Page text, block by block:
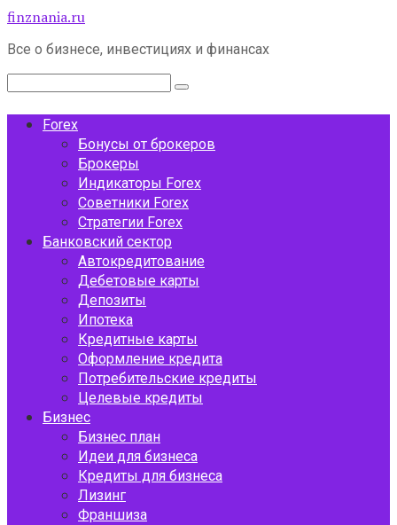
Перейти
контенту
finznania.ru
Все о бизнесе, инвестициях и финансах
Поиск:
Forex
Бонусы от брокеров
Брокеры
Индикаторы Forex
Советники Forex
Стратегии Forex
Банковский сектор
Автокредитование
Дебетовые карты
Депозиты
Ипотека
Кредитные карты
Оформление кредита
Потребительские кредиты
Целевые кредиты
Бизнес
Бизнес план
Идеи для бизнеса
Кредиты для бизнеса
Лизинг
Франшиза